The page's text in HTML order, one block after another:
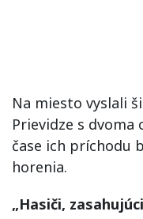
Na miesto vyslali
Prievidze s
čase ich príchodu
horenia.
„Hasiči,